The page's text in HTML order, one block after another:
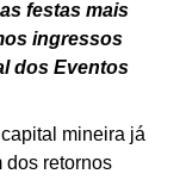
festas mais
ingressos
dos Eventos
mineira já
dos retornos